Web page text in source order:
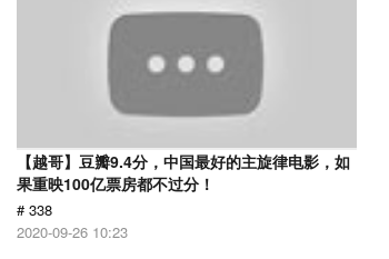
【越哥】豆瓣9.4分，中国最好的主旋律电影，如
果重映100亿票房都不过分！
# 338
2020-09-26 10:23